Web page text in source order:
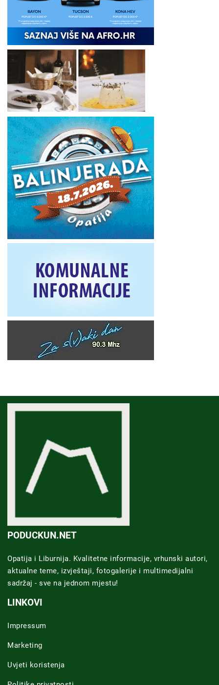
PODUCKUN.NET
Opatija i Liburnija. Kvalitetne informacije, vrhunski autori,
aktualne teme, izvještaji, fotogalerije i multimedijalni
sadržaj - sve na jednom mjestu!
LINKOVI
Impressum
Marketing
Uvjeti koristenja